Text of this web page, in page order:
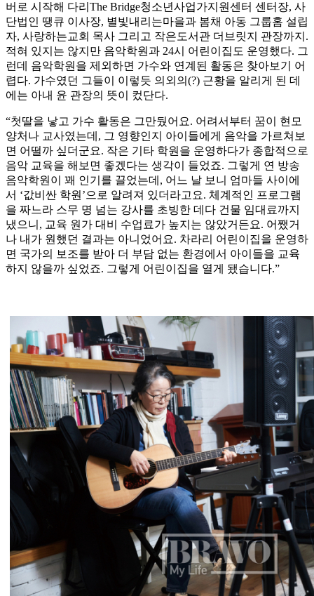
버로 시작해 다리The Bridge청소년사업가지원센터 센터장, 사
단법인 땡큐 이사장, 별빛내리는마을과 봄채 아동 그룹홈 설립
자, 사랑하는교회 목사 그리고 작은도서관 더브릿지 관장까지.
적혀 있지는 않지만 음악학원과 24시 어린이집도 운영했다. 그
런데 음악학원을 제외하면 가수와 연계된 활동은 찾아보기 어
렵다. 가수였던 그들이 이렇듯 의외의(?) 근황을 알리게 된 데
에는 아내 윤 관장의 뜻이 컸단다.
“첫딸을 낳고 가수 활동은 그만뒀어요. 어려서부터 꿈이 현모
양처나 교사였는데, 그 영향인지 아이들에게 음악을 가르쳐보
면 어떨까 싶더군요. 작은 기타 학원을 운영하다가 종합적으로
음악 교육을 해보면 좋겠다는 생각이 들었죠. 그렇게 연 방송
음악학원이 꽤 인기를 끌었는데, 어느 날 보니 엄마들 사이에
서 ‘값비싼 학원’으로 알려져 있더라고요. 체계적인 프로그램
을 짜느라 스무 명 넘는 강사를 초빙한 데다 건물 임대료까지
냈으니, 교육 원가 대비 수업료가 높지는 않았거든요. 어쨌거
나 내가 원했던 결과는 아니었어요. 차라리 어린이집을 운영하
면 국가의 보조를 받아 더 부담 없는 환경에서 아이들을 교육
하지 않을까 싶었죠. 그렇게 어린이집을 열게 됐습니다.”